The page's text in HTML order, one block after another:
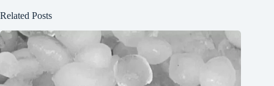
Related Posts